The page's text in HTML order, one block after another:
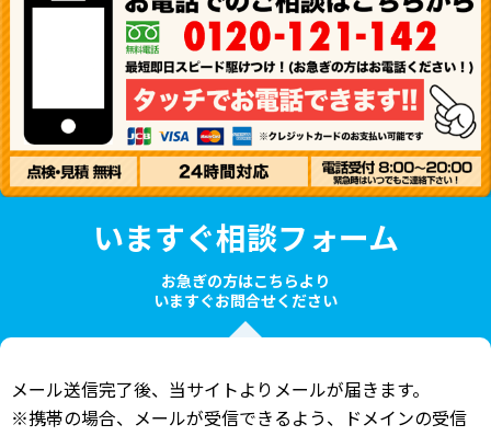
いますぐ相談フォーム
お急ぎの方はこちらより
いますぐお問合せください
メール送信完了後、当サイトよりメールが届きます。
※携帯の場合、メールが受信できるよう、ドメインの受信